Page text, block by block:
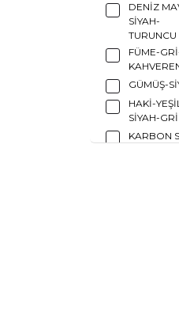
DENİZ
SİYAH-
TURUNCU
FÜME-
GÜMÜŞ-
HAKİ-
SİYAH-GRİ
KARBON